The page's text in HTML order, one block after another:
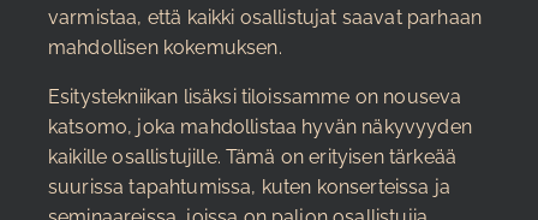
varmistaa, että kaikki osallistujat saavat parhaan
mahdollisen kokemuksen.
Esitystekniikan lisäksi tiloissamme on nouseva
katsomo, joka mahdollistaa hyvän näkyvyyden
kaikille osallistujille. Tämä on erityisen tärkeää
suurissa tapahtumissa, kuten konserteissa ja